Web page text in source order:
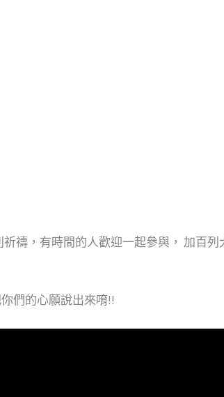
禱，有時間的人歡迎一起參與， 加百列
們的心願說出來唷!!